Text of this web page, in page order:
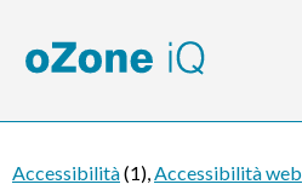
Accessibilità(1),Accessibilità web